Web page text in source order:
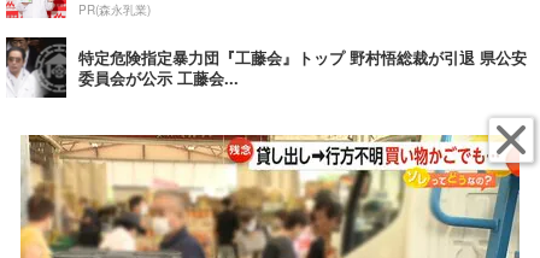
PR(森永乳業)
特定危険指定暴力団『工藤会』トップ 野村悟総裁が引退 県公安
委員会が公示 工藤会...